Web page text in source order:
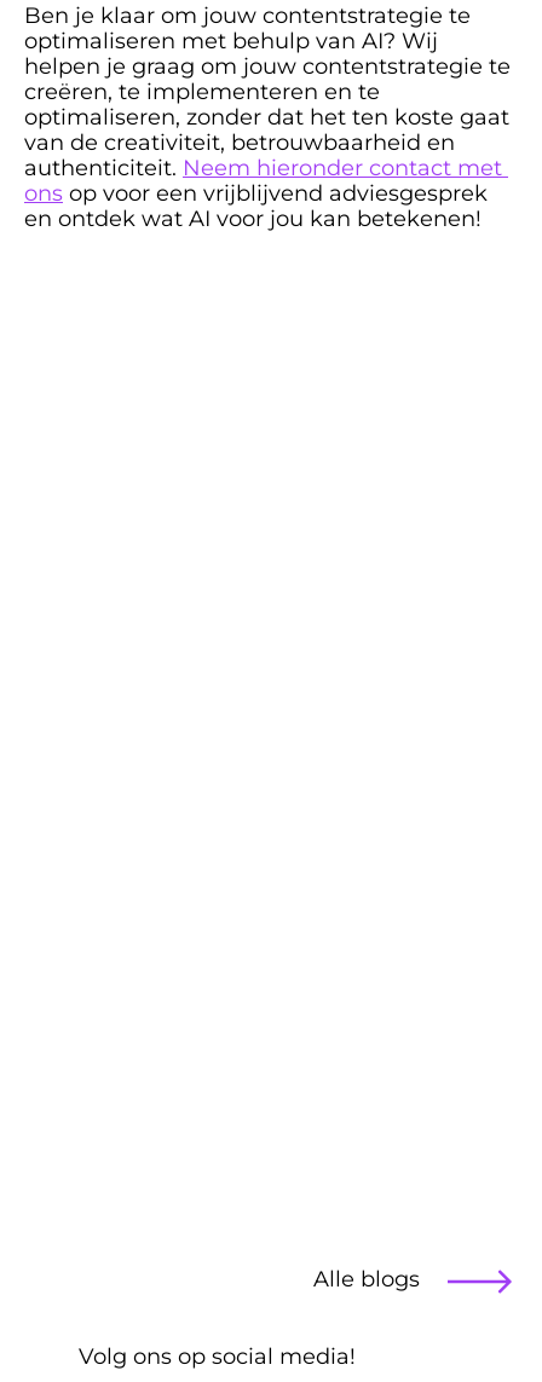
Ben je klaar om jouw contentstrategie te
optimaliseren met behulp van AI? Wij
helpen je graag om jouw contentstrategie te
creëren, te implementeren en te
optimaliseren, zonder dat het ten koste gaat
van de creativiteit, betrouwbaarheid en
authenticiteit. Neem hieronder contact met
ons op voor een vrijblijvend adviesgesprek
en ontdek wat AI voor jou kan betekenen!
Stockfoto's: Wat werkt
Alle blogs
Volg ons op social media!